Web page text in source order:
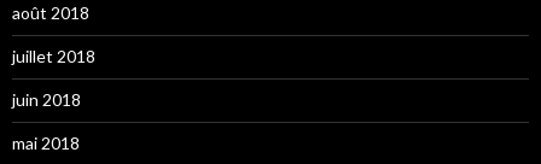
août 2018
juillet 2018
juin 2018
mai 2018